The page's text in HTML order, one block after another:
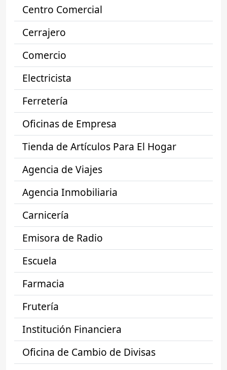
Centro Comercial
Cerrajero
Comercio
Electricista
Ferretería
Oficinas de Empresa
Tienda de Artículos Para El Hogar
Agencia de Viajes
Agencia Inmobiliaria
Carnicería
Emisora de Radio
Escuela
Farmacia
Frutería
Institución Financiera
Oficina de Cambio de Divisas